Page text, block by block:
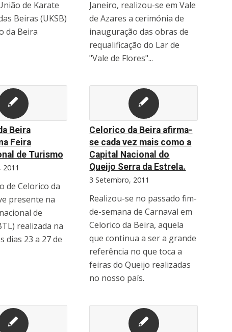
de Karate
Beiras (UKSB)
da Beira
Janeiro, realizou-se em Vale
de Azares a cerimónia de
inauguração das obras de
requalificação do Lar de
"Vale de Flores"...
Beira
Feira
de Turismo
de Celorico da
presente na
de
realizada na
dias 23 a 27 de
Celorico da Beira afirma-
se cada vez mais como a
Capital Nacional do
Queijo Serra da Estrela.
3 Setembro, 2011
Realizou-se no passado fim-
de-semana de Carnaval em
Celorico da Beira, aquela
que continua a ser a grande
referência no que toca a
feiras do Queijo realizadas
no nosso país.